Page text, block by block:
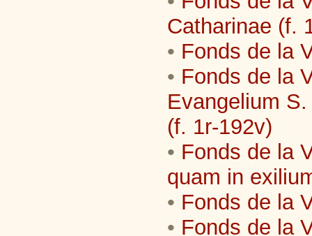
Catharinae (f.
• Fonds de la
• Fonds de la
Evangelium
(f. 1r-192v)
• Fonds de la
quam in
• Fonds de la
• Fonds de la